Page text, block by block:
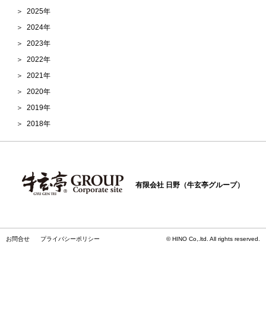
2025年
2024年
2023年
2022年
2021年
2020年
2019年
2018年
有限会社 日野（牛玄亭グループ）
お問合せ プライバシーポリシー © HINO Co,.ltd. All rights reserved.